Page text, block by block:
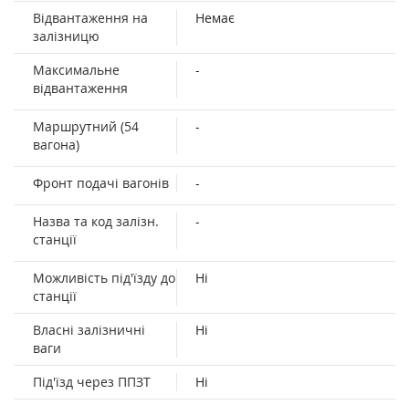
Відвантаження на
залізницю
Немає
Максимальне
відвантаження
-
Маршрутний (54
вагона)
-
Фронт подачі вагонів -
Назва та код залізн.
станції
-
Можливість під'їзду до
станції
Ні
Власні залізничні
ваги
Ні
Під'їзд через ППЗТ
Ні